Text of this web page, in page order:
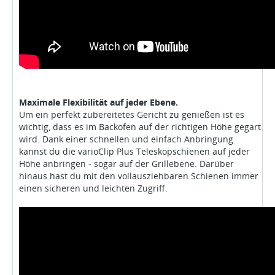
Maximale Flexibilität auf jeder Ebene.
Um ein perfekt zubereitetes Gericht zu genießen ist es
wichtig, dass es im Backofen auf der richtigen Höhe gegart
wird. Dank einer schnellen und einfach Anbringung
kannst du die varioClip Plus Teleskopschienen auf jeder
Höhe anbringen - sogar auf der Grillebene. Darüber
hinaus hast du mit den vollausziehbaren Schienen immer
einen sicheren und leichten Zugriff.